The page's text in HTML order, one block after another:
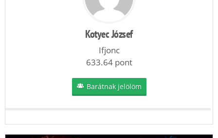
Kotyec József
Ifjonc
633.64 pont
Barátnak jelölöm